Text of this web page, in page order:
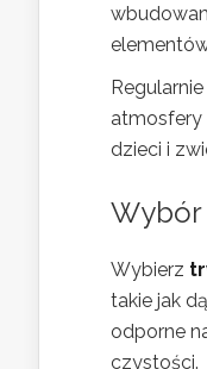
atmosfery
dzieci i
Wybór
Wybierz
takie jak
odporne
czystości.